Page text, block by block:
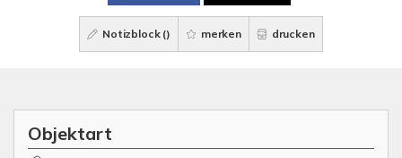
Notizblock () merken drucken
Objektart